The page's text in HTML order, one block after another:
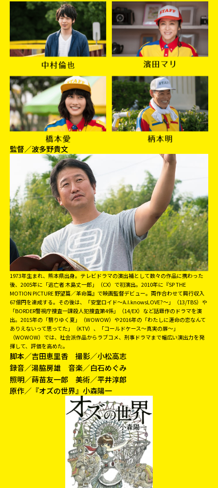
監督／波多野貴文
1973年生まれ、熊本県出身。テレビドラマの演出補として数々の作品に携わった
後、2005年に「逃亡者 木島丈一郎」（CX）で初演出。2010年に『SP THE
MOTION PICTURE 野望篇／革命篇』で映画監督デビュー。両作合わせて興行収入
67億円を達成する。その後は、「安堂ロイド～A.I.knowsLOVE?～」（13/TBS）や
「BORDER警視庁捜査一課殺人犯捜査第4係」（14/EX）など話題作のドラマを演
出。2015年の「翳りゆく夏」（WOWOW）や2016年の「わたしに運命の恋なんて
ありえないって思ってた」（KTV）、「コールドケース〜真実の扉〜」
（WOWOW）では、社会派作品からラブコメ、刑事ドラマまで幅広い演出力を発
揮して、評価を高めた。
脚本／吉田恵里香 撮影／小松高志
録音／湯脇房雄 音楽／白石めぐみ
照明／蒔苗友一郎 美術／平井淳郎
原作／『オズの世界』小森陽一